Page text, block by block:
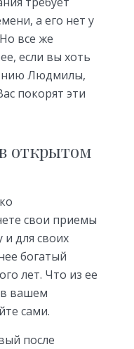
а его нет у
все же
если вы хоть
Людмилы,
покорят эти
открытом
свои приемы
для своих
богатый
лет. Что из ее
вашем
сами.
после